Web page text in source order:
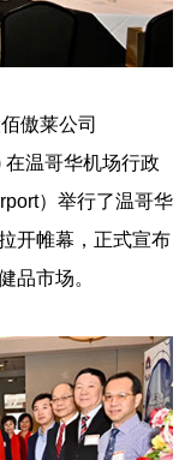
傲莱公司
温哥华机场行政
）举行了温哥华
开帷幕，正式宣布
品市场。